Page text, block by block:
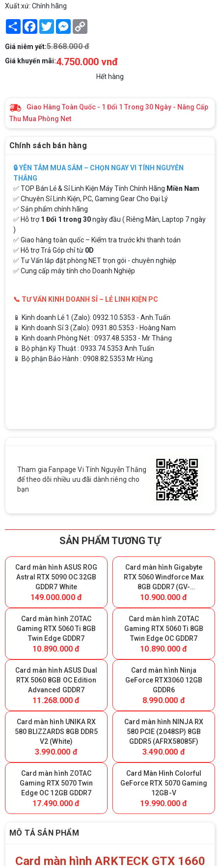
Xuất xứ: Chính hãng
Share Facebook
TwitterMessenger
Giá niêm yết:5.868.000 đ
Giá khuyến mãi:4.750.000 vnđ
Hết hàng
Giao Hàng Toàn Quốc - 1 Đổi 1 Trong 30 Ngày - Nâng Cấp
Thu Mua Phòng Net
Chính sách bán hàng
🔒 YÊN TÂM MUA SẮM – CHỌN NGAY VI TÍNH NGUYỄN
THẮNG
✅ TOP Bán Lẻ & Sỉ Linh Kiện Máy Tính Chính Hãng Miền Nam
✅ Chuyên Sỉ Linh Kiện, PC, Gaming Gear Cho Đại Lý
✅ Sản phẩm chính hãng
✅ Hỗ trợ1 Đổi 1 trong 30ngày đầu ( Riêng Màn, Laptop 7 ngày
)
✅ Giao hàng toàn quốc – Kiểm tra trước khi thanh toán
✅ Hỗ trợ Trả Góp chỉ từ 0D
✅ Tư Vấn lắp đặt phòng NET trọn gói - chuyên nghiệp
✅ Cung cấp máy tính cho Doanh Nghiệp
📞 TƯ VẤN KINH DOANH SỈ – LẺ LINH KIỆN PC
📱 Kinh doanh Lẻ 1 (Zalo): 0932.10.5353 - Anh.Tuấn
📱 Kinh doanh Sỉ 3 (Zalo): 0931.80.5353 - Hoàng Nam
📱 Kinh doanh Phòng Nét : 0937.48.5353 - Mr Thắng
📱 Bộ phận Kỹ Thuật : 0933.74.5353 Anh Tuấn
📱 Bộ phận Bảo Hành : 0908.82.5353 Mr Hùng
Tham gia Fanpage Vi Tính Nguyễn Thắng
để theo dõi nhiều ưu đãi dành riêng cho
bạn
SẢN PHẨM TƯƠNG TỰ
Card màn hình ASUS ROG
Astral RTX 5090 OC 32GB
GDDR7 White
149.000.000 đ
Card màn hình Gigabyte
RTX 5060 Windforce Max
8GB GDDR7 (GV-
N5060WF2MAX-OC 8GD)
10.900.000 đ
Card màn hình ZOTAC
Gaming RTX 5060 Ti 8GB
Twin Edge GDDR7
10.890.000 đ
Card màn hình ZOTAC
Gaming RTX 5060 Ti 8GB
Twin Edge OC GDDR7
10.890.000 đ
Card màn hình ASUS Dual
RTX 5060 8GB OC Edition
Advanced GDDR7
11.268.000 đ
Card màn hình Ninja
GeForce RTX3060 12GB
GDDR6
8.990.000 đ
Card màn hình UNIKA RX
580 BLIZZARDS 8GB DDR5
V2 (White)
3.990.000 đ
Card màn hình NINJA RX
580 PCIE (2048SP) 8GB
GDDR5 (AFRX58085F)
3.490.000 đ
Card màn hình ZOTAC
Gaming RTX 5070 Twin
Edge OC 12GB GDDR7
17.490.000 đ
Card Màn Hình Colorful
GeForce RTX 5070 Gaming
12GB-V
19.990.000 đ
MÔ TẢ SẢN PHẨM
Card màn hình ARKTECK GTX 1660